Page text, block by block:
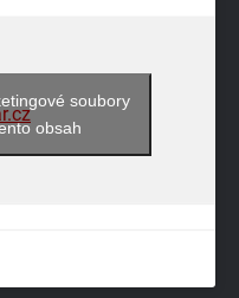
soubory
obsah